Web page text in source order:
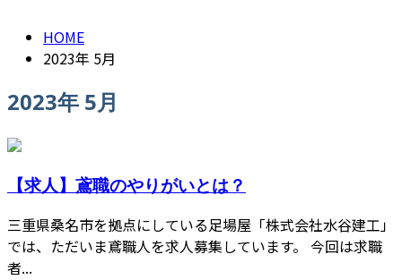
HOME
2023年 5月
2023年 5月
【求人】鳶職のやりがいとは？
三重県桑名市を拠点にしている足場屋「株式会社水谷建工」
では、ただいま鳶職人を求人募集しています。 今回は求職
者...